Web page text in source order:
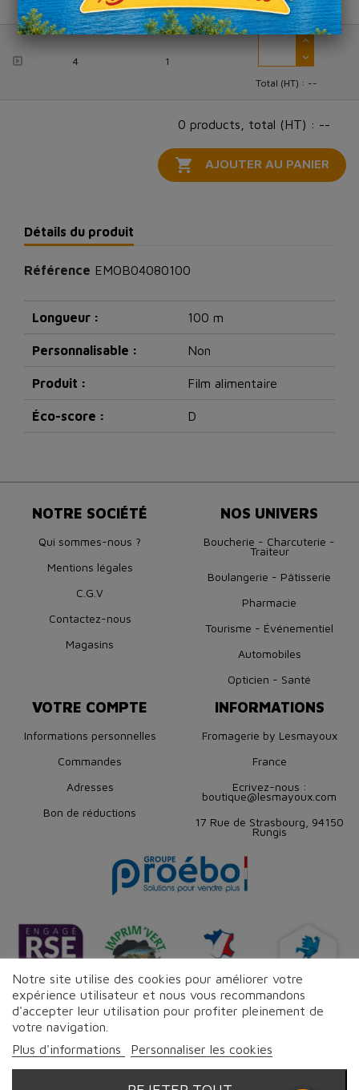
Total (HT) :--
4
1
Total (HT) : --
0 products, total (HT) : --
 AJOUTER AU PANIER
Détails du produit
Référence EMOB04080100
Longueur : 100 m
Personnalisable : Non
Produit : Film alimentaire
Éco-score : D
NOTRE SOCIÉTÉ
Qui sommes-nous ?
Mentions légales
C.G.V
Contactez-nous
Magasins
NOS UNIVERS
Boucherie - Charcuterie -
Traiteur
Boulangerie - Pâtisserie
Pharmacie
Tourisme - Événementiel
Automobiles
Opticien - Santé
VOTRE COMPTE
Informations personnelles
Commandes
Adresses
Bon de réductions
INFORMATIONS
Fromagerie by Lesmayoux
France
Ecrivez-nous :
boutique@lesmayoux.com
17 Rue de Strasbourg, 94150
Rungis
Notre site utilise des cookies pour améliorer votre
expérience utilisateur et nous vous recommandons
d'accepter leur utilisation pour profiter pleinement de
votre navigation.
Plus d'informations
Personnaliser les cookies